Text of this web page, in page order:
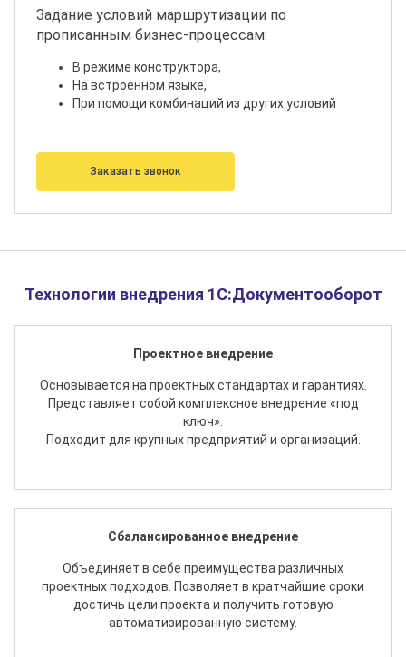
Задание условий маршрутизации по
прописанным бизнес-процессам:
В режиме конструктора,
На встроенном языке,
При помощи комбинаций из других условий
Заказать звонок
Технологии внедрения 1С:Документооборот
Проектное внедрение
Основывается на проектных стандартах и гарантиях.
Представляет собой комплексное внедрение «под
ключ».
Подходит для крупных предприятий и организаций.
Сбалансированное внедрение
Объединяет в себе преимущества различных
проектных подходов. Позволяет в кратчайшие сроки
достичь цели проекта и получить готовую
автоматизированную систему.